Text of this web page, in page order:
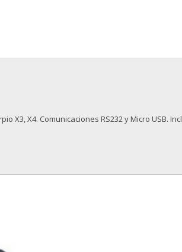
X4. Comunicaciones RS232 y Micro USB.